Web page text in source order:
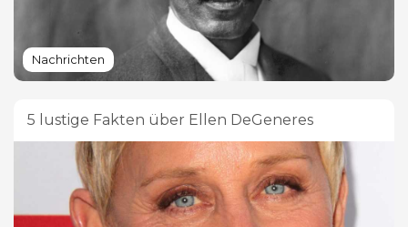
Nachrichten
5 lustige Fakten über Ellen DeGeneres